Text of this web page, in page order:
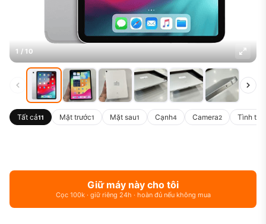
1 / 10
Tất cả11 Mặt trước1 Mặt sau1 Cạnh4 Camera2 Tình
Giữ máy này cho tôi
Cọc 100k · giữ riêng 24h · hoàn đủ nếu không mua